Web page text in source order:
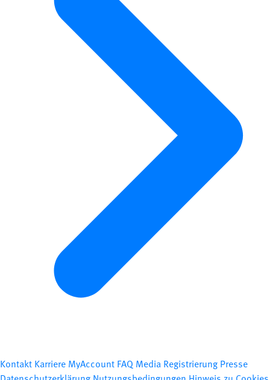
Kontakt Karriere MyAccount FAQ Media Registrierung Presse